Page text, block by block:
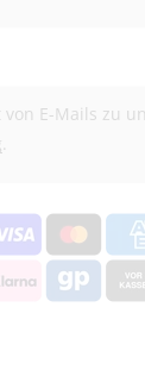
von E-Mails zu